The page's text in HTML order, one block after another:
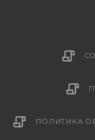
ПОЛИТИКА